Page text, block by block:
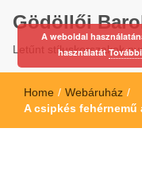
Gödöllői
Letűnt stíluskorszakok
Home / Webáruház /
A csipkés fehérnemű
A weboldal
használatát